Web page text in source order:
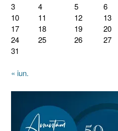
3
4 5 6
10
11 12 13
17
18 19 20
24
25 26 27
31
« iun.